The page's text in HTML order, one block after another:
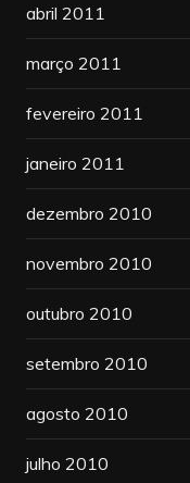
abril 2011
março 2011
fevereiro 2011
janeiro 2011
dezembro 2010
novembro 2010
outubro 2010
setembro 2010
agosto 2010
julho 2010